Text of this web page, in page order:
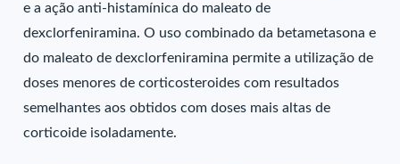
e a ação anti-histamínica do maleato de
dexclorfeniramina. O uso combinado da betametasona e
do maleato de dexclorfeniramina permite a utilização de
doses menores de corticosteroides com resultados
semelhantes aos obtidos com doses mais altas de
corticoide isoladamente.